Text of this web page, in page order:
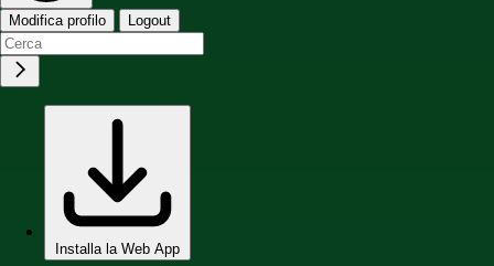
Modifica profilo Logout
Installa la Web App